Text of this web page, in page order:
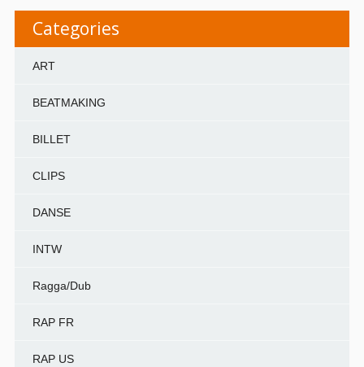
Categories
ART
BEATMAKING
BILLET
CLIPS
DANSE
INTW
Ragga/Dub
RAP FR
RAP US